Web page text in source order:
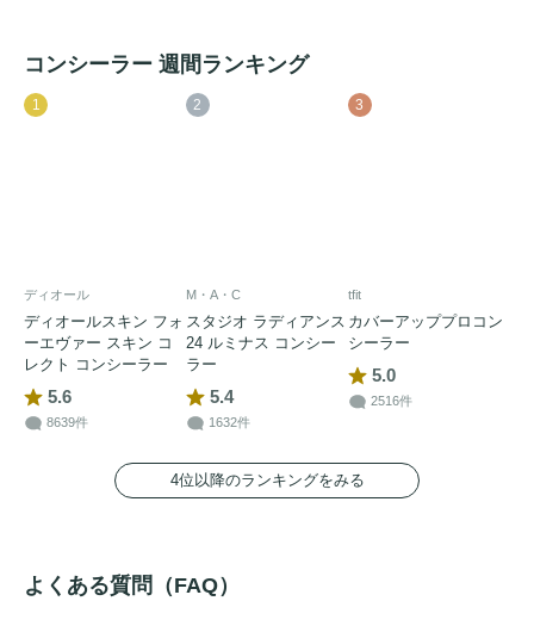
コンシーラー 週間ランキング
1
ディオール
ディオールスキン フォ
ーエヴァー スキン コ
レクト コンシーラー
5.6
8639件
2
M・A・C
スタジオ ラディアンス
24 ルミナス コンシー
ラー
5.4
1632件
3
tfit
カバーアッププロコン
シーラー
5.0
2516件
4位以降のランキングをみる
よくある質問（FAQ）